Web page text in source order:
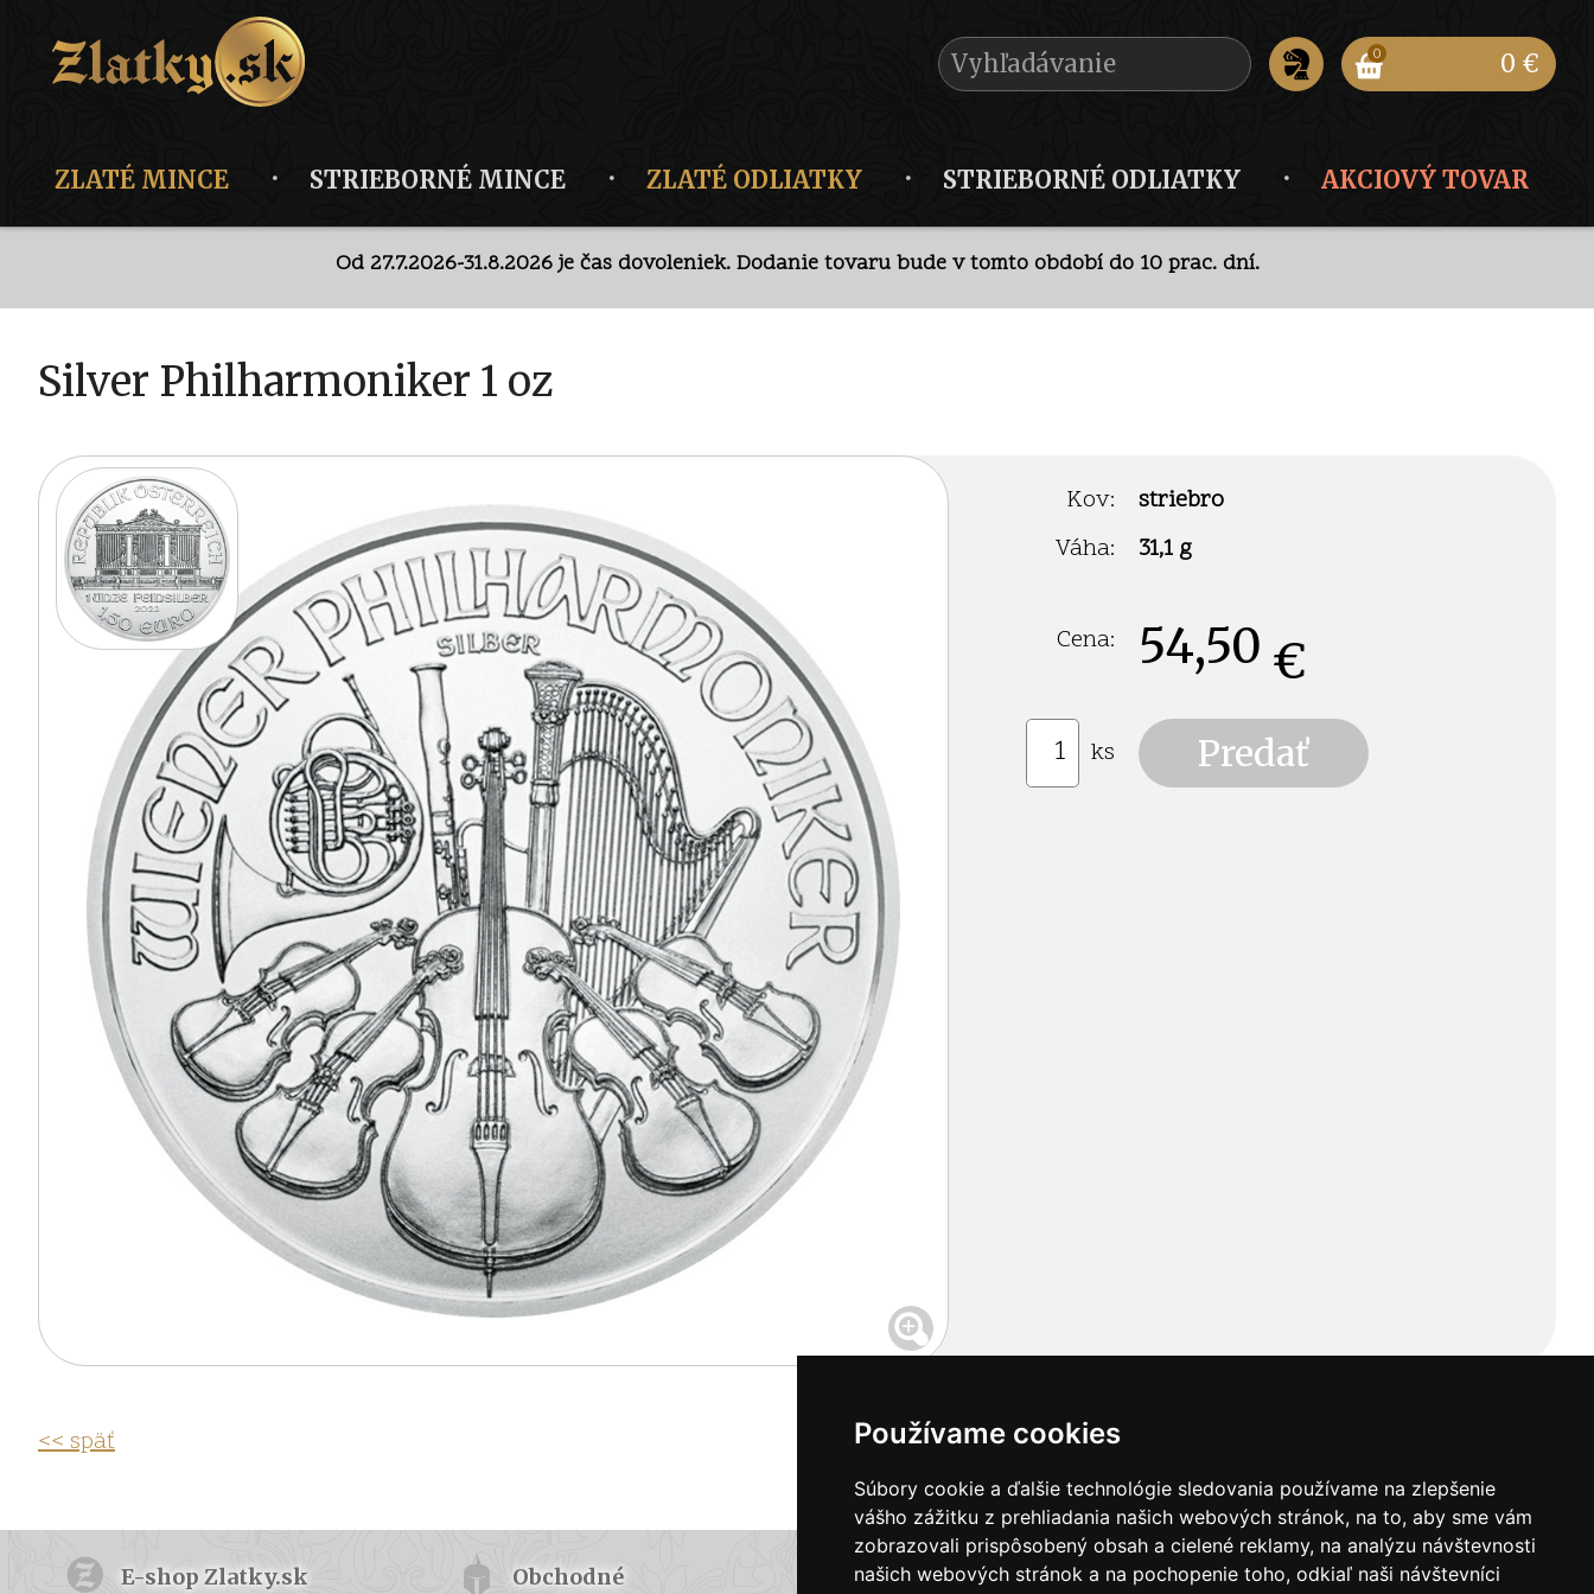
Používame cookies
Súbory cookie a ďalšie technológie sledovania používame na zlepšenie
vášho zážitku z prehliadania našich webových stránok, na to, aby sme vám
zobrazovali prispôsobený obsah a cielené reklamy, na analýzu návštevnosti
našich webových stránok a na pochopenie toho, odkiaľ naši návštevníci
0 0 €
ZLATÉ MINCE STRIEBORNÉ MINCE ZLATÉ ODLIATKY STRIEBORNÉ ODLIATKY
AKCIOVÝ TOVAR
Od 27.7.2026-31.8.2026 je čas dovoleniek. Dodanie tovaru bude v tomto období do 10 prac. dní.
Silver Philharmoniker 1 oz
Kov:
striebro
Váha:
31,1 g
Cena: 54,50 €
ks
<< späť
E-shop Zlatky.sk Obchodné Doprava a platba Kontaktné